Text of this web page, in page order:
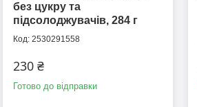
без цукру та
підсолоджувачів, 284 г
2530291558
230 ₴
Готово до відправки